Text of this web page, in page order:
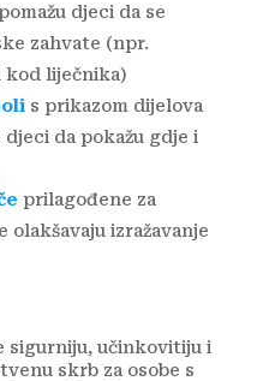
djeci da se
zahvate (npr.
kod liječnika)
s prikazom dijelova
da pokažu gdje i
prilagođene za
olakšavaju izražavanje
sigurniju, učinkovitiju i
skrb za osobe s